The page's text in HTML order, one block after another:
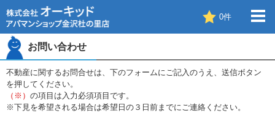
0件
お問い合わせ
不動産に関するお問合せは、下のフォームにご記入のうえ、送信ボタン
を押してください。
（※） の項目は入力必須項目です。
※下見を希望される場合は希望日の３日前までにご連絡ください。